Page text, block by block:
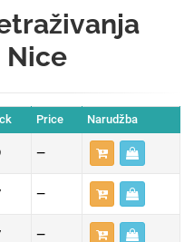
Nice
Price Narudžba
—
—
—